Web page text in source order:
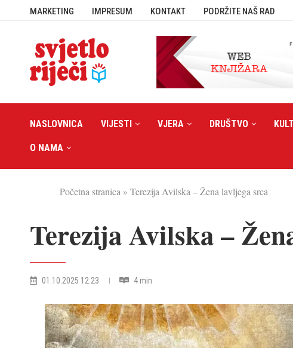
MARKETING IMPRESUM KONTAKT PODRŽITE NAŠ RAD
NASLOVNICA VIJESTI VJERA DRUŠTVO
O NAMA
Početna stranica » Terezija Avilska – Žena lavljega srca
Terezija Avilska –
01.10.2025 12:23 4 min